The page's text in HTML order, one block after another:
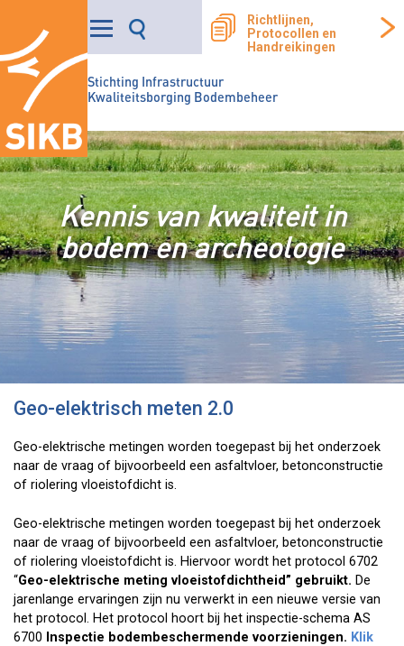
Stichting Infrastructuur
Kwaliteitsborging Bodembeheer
Richtlijnen,
Protocollen en
Handreikingen
Kennis van kwaliteit in
bodem en archeologie
Geo-elektrisch meten 2.0
Geo-elektrische metingen worden toegepast bij het onderzoek
naar de vraag of bijvoorbeeld een asfaltvloer, betonconstructie
of riolering vloeistofdicht is.
Geo-elektrische metingen worden toegepast bij het onderzoek
naar de vraag of bijvoorbeeld een asfaltvloer, betonconstructie
of riolering vloeistofdicht is. Hiervoor wordt het protocol 6702
“Geo-elektrische meting vloeistofdichtheid” gebruikt. De
jarenlange ervaringen zijn nu verwerkt in een nieuwe versie van
het protocol. Het protocol hoort bij het inspectie-schema AS
6700 Inspectie bodembeschermende voorzieningen. Klik